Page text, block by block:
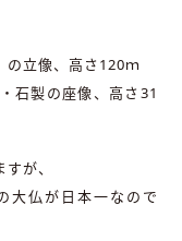
の立像、高さ120ｍ
石製の座像、高さ31
が、
大仏が日本一なので